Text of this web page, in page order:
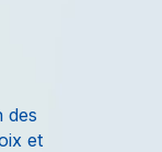
des
et